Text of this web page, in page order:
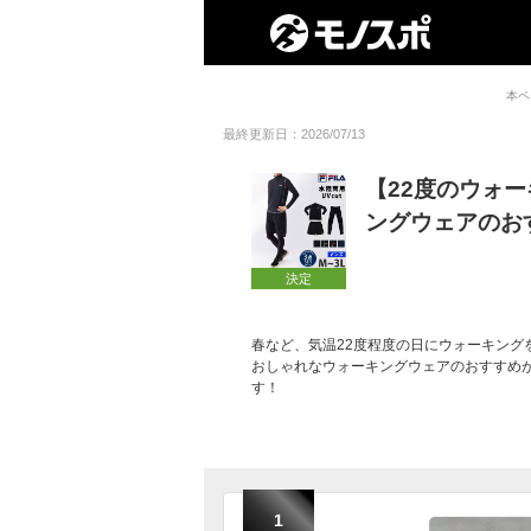
本
最終更新日：2026/07/13
決定
【22度のウォ
ングウェアの
春など、気温22度程度の日にウォーキン
おしゃれなウォーキングウェアのおすす
す！
1